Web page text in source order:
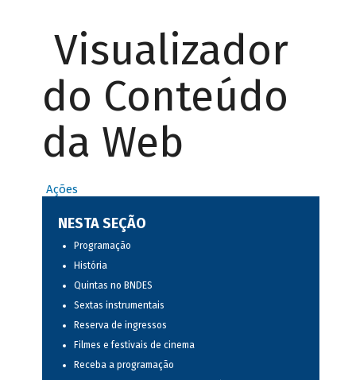
Visualizador
do Conteúdo
da Web
Ações
NESTA SEÇÃO
Programação
História
Quintas no BNDES
Sextas instrumentais
Reserva de ingressos
Filmes e festivais de cinema
Receba a programação